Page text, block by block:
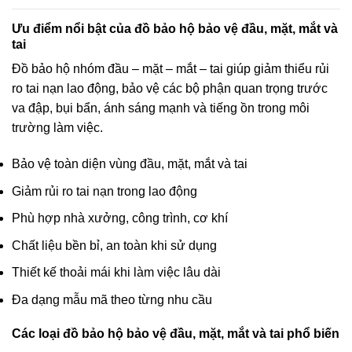
Ưu điểm nổi bật của đồ bảo hộ bảo vệ đầu, mặt, mắt và
tai
Đồ bảo hộ nhóm đầu – mặt – mắt – tai giúp giảm thiểu rủi
ro tai nạn lao động, bảo vệ các bộ phận quan trọng trước
va đập, bụi bẩn, ánh sáng mạnh và tiếng ồn trong môi
trường làm việc.
Bảo vệ toàn diện vùng đầu, mặt, mắt và tai
Giảm rủi ro tai nạn trong lao động
Phù hợp nhà xưởng, công trình, cơ khí
Chất liệu bền bỉ, an toàn khi sử dụng
Thiết kế thoải mái khi làm việc lâu dài
Đa dạng mẫu mã theo từng nhu cầu
Các loại đồ bảo hộ bảo vệ đầu, mặt, mắt và tai phổ biến